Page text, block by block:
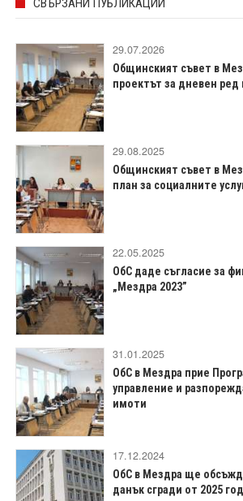
СВЪРЗАНИ ПУБЛИКАЦИИ
29.07.2026
Общинският съвет в
проектът за дневен ред
29.08.2025
Общинският съвет в
план за социалните
22.05.2025
ОбС даде съгласие за
„Мездра 2023”
31.01.2025
ОбС в Мездра прие
управление и
имоти
17.12.2024
ОбС в Мездра ще
данък сгради от 2025